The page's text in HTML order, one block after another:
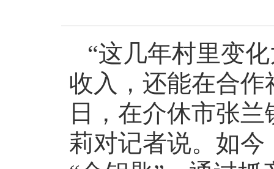
“这几年村里变
收入，还能在合作
日，在介休市张
莉对记者说。如